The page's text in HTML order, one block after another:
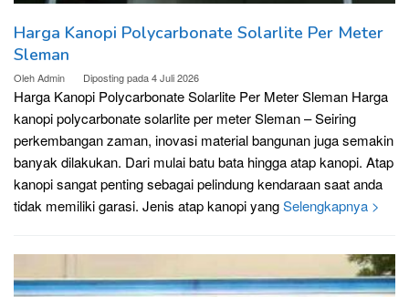
Harga Kanopi Polycarbonate Solarlite Per Meter
Sleman
OlehAdmin Diposting pada4 Juli 2026
Harga Kanopi Polycarbonate Solarlite Per Meter Sleman Harga
kanopi polycarbonate solarlite per meter Sleman – Seiring
perkembangan zaman, inovasi material bangunan juga semakin
banyak dilakukan. Dari mulai batu bata hingga atap kanopi. Atap
kanopi sangat penting sebagai pelindung kendaraan saat anda
tidak memiliki garasi. Jenis atap kanopi yangSelengkapnya >